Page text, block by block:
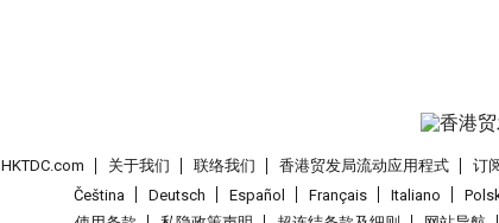
HKTDC.com 关于我们 联络我们 香港贸发局流动应用程式 订
Čeština
Deutsch Español Français Italiano